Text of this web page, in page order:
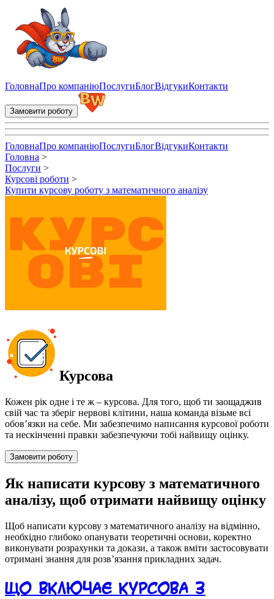
Купити курсову роботу з математичного аналізу - написання
ГоловнаПро компаніюПослугиБлогВідгукиКонтакти
Замовити роботу
ГоловнаПро компаніюПослугиБлогВідгукиКонтакти
Головна >
Послуги >
Курсові роботи >
Купити курсову роботу з математичного аналізу
Курсова
Кожен рік одне і те ж – курсова. Для того, щоб ти заощаджив
свій час та зберіг нервові клітини, наша команда візьме всі
обов’язки на себе. Ми забезпечимо написання курсової роботи
та нескінченні правки забезпечуючи тобі найвищу оцінку.
Замовити роботу
Як написати курсову з математичного
аналізу, щоб отримати найвищу оцінку
Щоб написати курсову з математичного аналізу на відмінно,
необхідно глибоко опанувати теоретичні основи, коректно
виконувати розрахунки та докази, а також вміти застосовувати
отримані знання для розв’язання прикладних задач.
Що включає курсова з